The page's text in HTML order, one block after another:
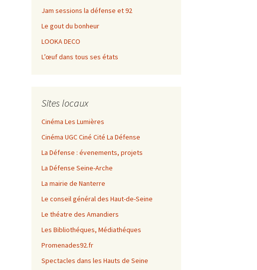
Jam sessions la défense et 92
Le gout du bonheur
LOOKA DECO
L’œuf dans tous ses états
Sites locaux
Cinéma Les Lumières
Cinéma UGC Ciné Cité La Défense
La Défense : évenements, projets
La Défense Seine-Arche
La mairie de Nanterre
Le conseil général des Haut-de-Seine
Le théatre des Amandiers
Les Bibliothéques, Médiathéques
Promenades92.fr
Spectacles dans les Hauts de Seine